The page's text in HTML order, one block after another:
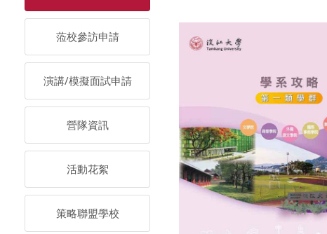
蒞校參訪申請
演講/模擬面試申請
營隊資訊
活動花絮
策略聯盟學校